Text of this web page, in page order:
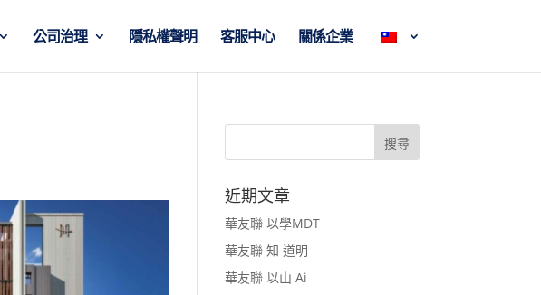
公司治理 隱私權聲明 客服中心 關係企業
近期文章
華友聯 以學MDT
華友聯 知 道明
華友聯 以山 Ai